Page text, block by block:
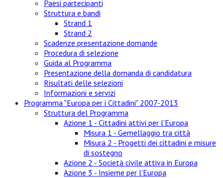
Paesi partecipanti
Struttura e bandi
Strand 1
Strand 2
Scadenze presentazione domande
Procedura di selezione
Guida al Programma
Presentazione della domanda di candidatura
Risultati delle selezioni
Informazioni e servizi
Programma "Europa per i Cittadini" 2007-2013
Struttura del Programma
Azione 1 - Cittadini attivi per l'Europa
Misura 1 - Gemellaggio tra città
Misura 2 - Progetti dei cittadini e misure
di sostegno
Azione 2 - Società civile attiva in Europa
Azione 3 - Insieme per l'Europa